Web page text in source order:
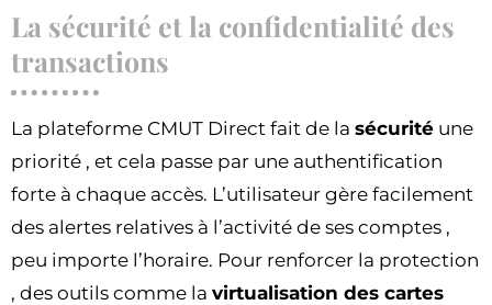
La sécurité et la confidentialité des
transactions
La plateforme CMUT Direct fait de la sécurité une
priorité , et cela passe par une authentification
forte à chaque accès. L’utilisateur gère facilement
des alertes relatives à l’activité de ses comptes ,
peu importe l’horaire. Pour renforcer la protection
, des outils comme la virtualisation des cartes